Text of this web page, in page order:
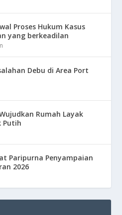
Proses Hukum Kasus
yang berkeadilan
Debu di Area Port
Rumah Layak
Putih
Paripurna Penyampaian
2026